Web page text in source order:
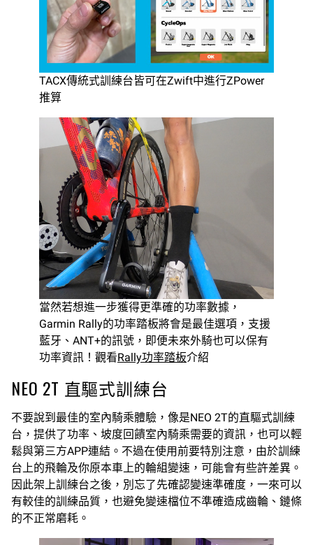
TACX傳統式訓練台皆可在Zwift中進行ZPower
推算
當然若想進一步獲得更準確的功率數據，
Garmin Rally的功率踏板將會是最佳選項，支援
藍牙、ANT+的訊號，即便未來外騎也可以保有
功率資訊！觀看Rally功率踏板介紹
NEO 2T 直驅式訓練台
不要說到最佳的室內騎乘體驗，像是NEO 2T的直驅式訓練
台，提供了功率、坡度回饋室內騎乘需要的資訊，也可以輕
鬆與第三方APP連結。不過在使用前要特別注意，由於訓練
台上的飛輪及你原本車上的輪組變速，可能會有些許差異。
因此架上訓練台之後，別忘了先確認變速準確度，一來可以
有較佳的訓練品質，也避免變速檔位不準確造成齒輪、鏈條
的不正常磨耗。